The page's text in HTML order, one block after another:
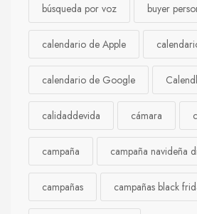
búsqueda por voz buyer
calendario de Apple
calendario de Google
calidaddevida cámara
campaña campaña navideña
campañas campañas black